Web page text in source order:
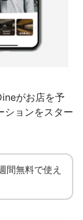
がお店を予
ションをスター
間無料で使え